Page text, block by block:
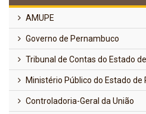
AMUPE
Governo de Pernambuco
Tribunal de Contas do Estado
Ministério Público do Estado de
Controladoria-Geral da União